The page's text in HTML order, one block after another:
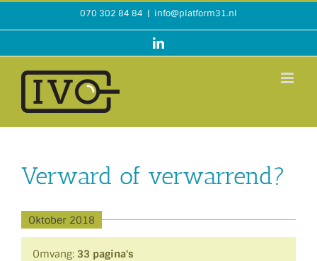
Ga
070 302 84 84 | info@platform31.nl
LinkedIn
Verward of verwarrend?
Oktober 2018
Omvang: 33 pagina's